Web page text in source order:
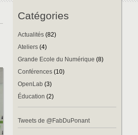
Catégories
Actualités (82)
Ateliers (4)
Grande Ecole du Numérique (8)
Conférences (10)
OpenLab (3)
Éducation (2)
Tweets de @FabDuPonant